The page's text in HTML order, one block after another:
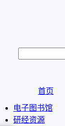
首页
电子图书馆
研经资源